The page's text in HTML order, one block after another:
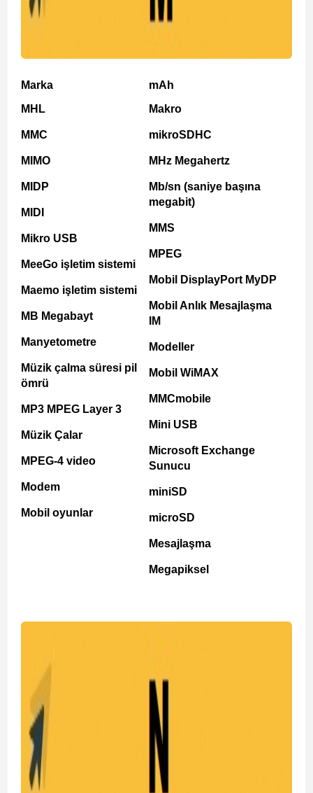
Marka
MHL
MMC
MIMO
MIDP
MIDI
Mikro USB
MeeGo işletim sistemi
Maemo işletim sistemi
MB Megabayt
Manyetometre
Müzik çalma süresi pil
ömrü
MP3 MPEG Layer 3
Müzik Çalar
MPEG-4 video
Modem
Mobil oyunlar
mAh
Makro
mikroSDHC
MHz Megahertz
Mb/sn (saniye başına
megabit)
MMS
MPEG
Mobil DisplayPort MyDP
Mobil Anlık Mesajlaşma
IM
Modeller
Mobil WiMAX
MMCmobile
Mini USB
Microsoft Exchange
Sunucu
miniSD
microSD
Mesajlaşma
Megapiksel